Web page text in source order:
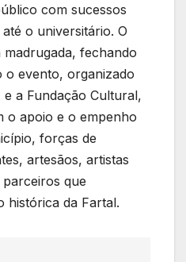
com sucessos
o universitário. O
fechando
o evento, organizado
a Fundação Cultural,
o apoio e o empenho
forças de
artesãos, artistas
que
histórica da Fartal.